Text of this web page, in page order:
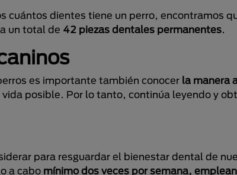
cuántos dientes tiene un perro, encontramos
un total de 42 piezas dentales permanentes.
es importante también conocer la manera
posible. Por lo tanto, continúa leyendo y
para resguardar el bienestar dental de
a cabo mínimo dos veces por semana,